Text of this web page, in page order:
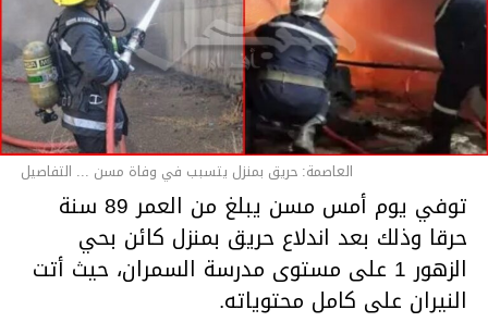
العاصمة: حريق بمنزل يتسبب في وفاة مسن ... التفاصيل
توفي يوم أمس مسن يبلغ من العمر 89 سنة
حرقا وذلك بعد اندلاع حريق بمنزل كائن بحي
الزهور 1 على مستوى مدرسة السمران، حيث أتت
النيران على كامل محتوياته.